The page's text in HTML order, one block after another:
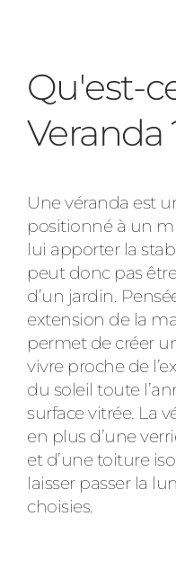
Qu'est-
Veranda
Une véranda est
positionné à un
lui apporter la
peut donc pas
d’un jardin.
extension de la
permet de créer
vivre proche de
du soleil toute
surface vitrée. La
en plus d’une
et d’une toiture
laisser passer la
choisies.